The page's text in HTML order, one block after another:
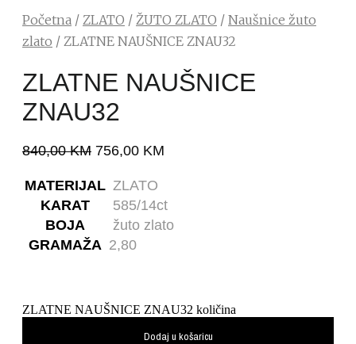
Početna / ZLATO / ŽUTO ZLATO / Naušnice žuto
zlato / ZLATNE NAUŠNICE ZNAU32
ZLATNE NAUŠNICE
ZNAU32
840,00KM 756,00 KM
MATERIJAL ZLATO
KARAT
585/14ct
BOJA
žuto zlato
GRAMAŽA 2,80
ZLATNE NAUŠNICE ZNAU32 količina
Dodaj u košaricu